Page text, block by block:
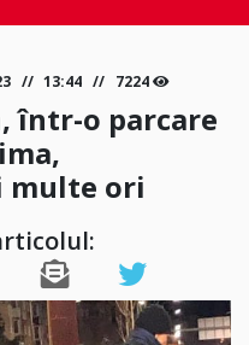
13:44 7224
într-o parcare
multe ori